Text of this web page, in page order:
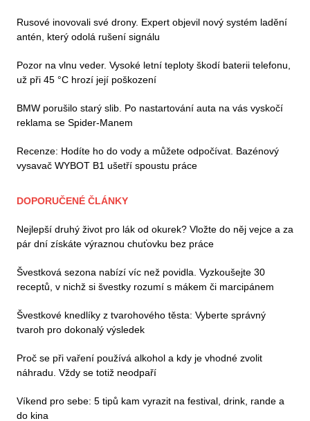
Rusové inovovali své drony. Expert objevil nový systém ladění
antén, který odolá rušení signálu
Pozor na vlnu veder. Vysoké letní teploty škodí baterii telefonu,
už při 45 °C hrozí její poškození
BMW porušilo starý slib. Po nastartování auta na vás vyskočí
reklama se Spider-Manem
Recenze: Hodíte ho do vody a můžete odpočívat. Bazénový
vysavač WYBOT B1 ušetří spoustu práce
DOPORUČENÉ ČLÁNKY
Nejlepší druhý život pro lák od okurek? Vložte do něj vejce a za
pár dní získáte výraznou chuťovku bez práce
Švestková sezona nabízí víc než povidla. Vyzkoušejte 30
receptů, v nichž si švestky rozumí s mákem či marcipánem
Švestkové knedlíky z tvarohového těsta: Vyberte správný
tvaroh pro dokonalý výsledek
Proč se při vaření používá alkohol a kdy je vhodné zvolit
náhradu. Vždy se totiž neodpaří
Víkend pro sebe: 5 tipů kam vyrazit na festival, drink, rande a
do kina